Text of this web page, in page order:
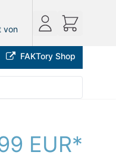
von
FAKTory Shop
EUR